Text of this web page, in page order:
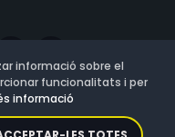
informació sobre el
funcionalitats i per
informació